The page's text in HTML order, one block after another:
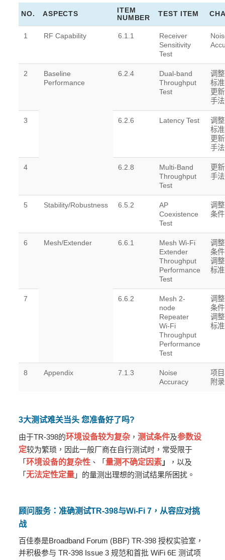
NO. ASPECTS
ITEM
NUMBER
TEST ITEM
1 RF Capability 6.1.1
Receiver
Sensitivity
Test
2
Baseline
Performance
6.2.4
Dual-band
Throughput
Test
调
标准
更
手法
3 6.2.6 Latency Test
调
标准
更
手法
4 6.2.8
Multi-Band
Throughput
Test
更
手法
5 Stability/Robustness 6.5.2
AP
Coexistence
Test
调
条件
6 Mesh/Extender 6.6.1
Mesh Wi-Fi
Extender
Throughput
Performance
Test
调
条件
调
标准
7 6.6.2
Mesh 2-
node
Repeater
Wi-Fi
Throughput
Performance
Test
调
条件
调
标准
8 Appendix 7.1.3
Noise
Accuracy
项
附
3大测试难关当头 您准备好了吗?
由于TR-398的环境设备较为复杂 ，测试条件及参数设
定较为繁琐，因此一般厂商在自行测试时，常受限于
「环境设备的复杂性 、「量测不确定因素 」
，以及
「无法定性定量 」的量测出理想的测试结果所困扰。
顾问服务：准确测试TR-398与Wi-Fi 7，从容应对挑
战
百佳泰是Broadband Forum (BBF) TR-398 授权实验室，
并积极参与 TR-398 Issue 3 规范和首批 WiFi 6E 测试项